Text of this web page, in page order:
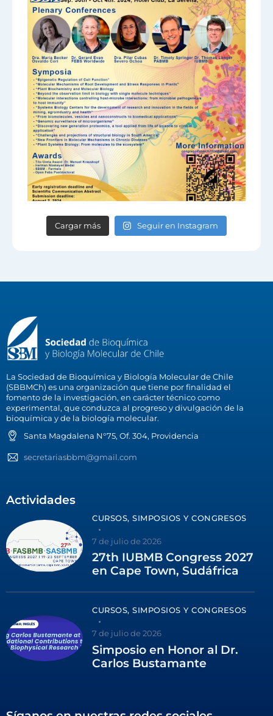
Cargar más Seguir en Instagram
La Sociedad de Bioquímica y Biología Molecular de Chile
(SBBMCh) es una organización que tiene por finalidad el
fomento de la investigación, en carácter técnico como
experimental, que conduzca al progreso y divulgación de la
bioquímica y de la biología molecular.
Santa Magdalena N°75, Of. 304, Providencia
secretariasbbm@gmail.com
Actividades
CURSOS, SIMPOSIOS Y CONGRESOS
7 de julio de 2026
27th IUBMB Congress 2027
en Cape Town, Sudáfrica
CURSOS, SIMPOSIOS Y CONGRESOS
7 de julio de 2026
Simposio en Honor al Dr.
Carlos Bustamante